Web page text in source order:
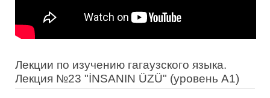
Лекции по изучению гагаузского языка.
Лекция №23 "İNSANIN ÜZÜ" (уровень А1)